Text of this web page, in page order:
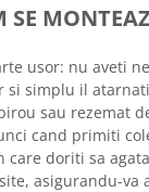
SE
usor: nu aveti
simplu il
sau rezemat
cand primiti
doriti sa
asigurandu-va